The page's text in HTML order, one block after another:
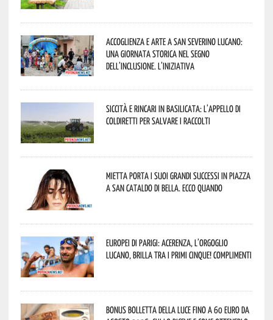
Accoglienza e arte a San Severino Lucano:
una giornata storica nel segno
dell’inclusione. L’iniziativa
Siccità e rincari in Basilicata: l’appello di
Coldiretti per salvare i raccolti
Mietta porta i suoi grandi successi in piazza
a San Cataldo di Bella. Ecco quando
Europei di Parigi: Acerenza, l’orgoglio
lucano, brilla tra i primi cinque! Complimenti
Bonus bolletta della luce fino a 60 euro da